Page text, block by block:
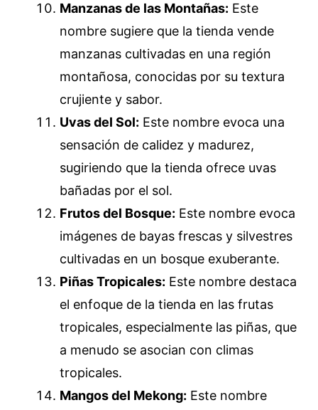
Manzanas de las Montañas: Este
nombre sugiere que la tienda vende
manzanas cultivadas en una región
montañosa, conocidas por su textura
crujiente y sabor.
Uvas del Sol: Este nombre evoca una
sensación de calidez y madurez,
sugiriendo que la tienda ofrece uvas
bañadas por el sol.
Frutos del Bosque: Este nombre evoca
imágenes de bayas frescas y silvestres
cultivadas en un bosque exuberante.
Piñas Tropicales: Este nombre destaca
el enfoque de la tienda en las frutas
tropicales, especialmente las piñas, que
a menudo se asocian con climas
tropicales.
Mangos del Mekong: Este nombre